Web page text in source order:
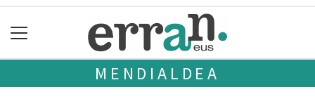
MENDIALDEA